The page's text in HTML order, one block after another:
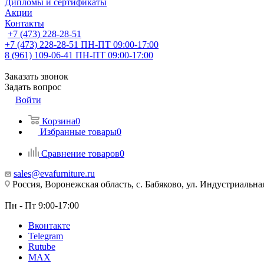
Дипломы и сертификаты
Акции
Контакты
+7 (473) 228-28-51
+7 (473) 228-28-51 ПН-ПТ 09:00-17:00
8 (961) 109-06-41 ПН-ПТ 09:00-17:00
Заказать звонок
Задать вопрос
Войти
Корзина0
Избранные товары0
Сравнение товаров0
sales@evafurniture.ru
Россия, Воронежская область, с. Бабяково, ул.
Пн - Пт 9:00-17:00
Вконтакте
Telegram
Rutube
MAX